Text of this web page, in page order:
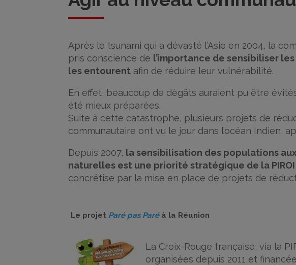
Après le tsunami qui a dévasté l’Asie en 2004, la
pris conscience de l’importance de sensibiliser
les entourent afin de réduire leur vulnérabilité.
En effet, beaucoup de dégâts auraient pu être
été mieux préparées.
Suite à cette catastrophe, plusieurs projets de
communautaire ont vu le jour dans l’océan Indien,
Depuis 2007, la sensibilisation des populations
naturelles est une priorité stratégique de la PIROI
concrétise par la mise en place de projets de
Le projet Paré pas Paréà la Réunion
La Croix-Rouge française, via la
organisées depuis 2011 et